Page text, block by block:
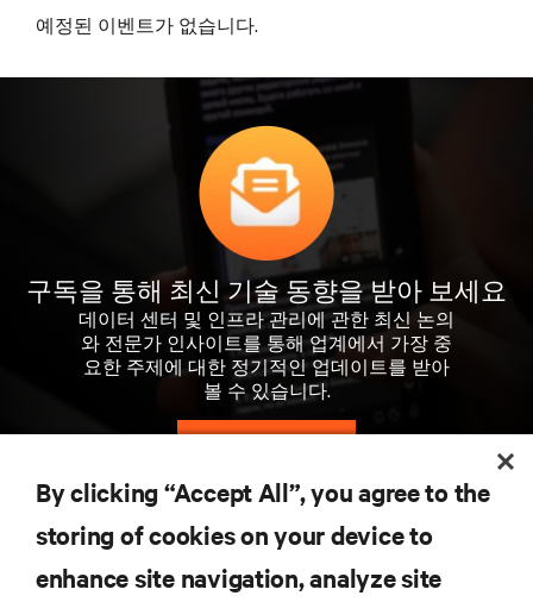
예정된 이벤트가 없습니다.
구독을 통해 최신 기술 동향을 받아 보세요
데이터 센터 및 인프라 관리에 관한 최신 논의
와 전문가 인사이트를 통해 업계에서 가장 중
요한 주제에 대한 정기적인 업데이트를 받아
볼 수 있습니다.
자료
By clicking “Accept All”, you agree to the
storing of cookies on your device to
enhance site navigation, analyze site